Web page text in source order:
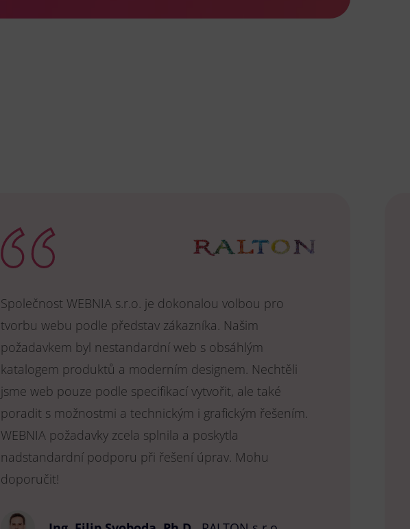
Společnost WEBNIA s.r.o. je dokonalou volbou pro
tvorbu webu podle představ zákazníka. Našim
požadavkem byl nestandardní web s obsáhlým
katalogem produktů a moderním designem. Nechtěli
jsme web pouze podle specifikací vytvořit, ale také
poradit s možnostmi a technickým i grafickým řešením.
WEBNIA požadavky zcela splnila a poskytla
nadstandardní podporu při řešení úprav. Mohu
doporučit!